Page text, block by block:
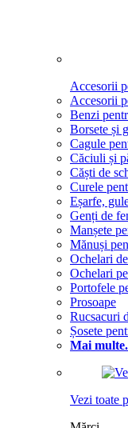
Accesorii
Accesorii
Benzi
Borsete și
Cagule
Căciuli și
Căști de
Curele
Eșarfe,
Genți de
Manșete
Mănuși
Ochelari
Ochelari
Portofele
Prosoape
Rucsacuri
Șosete
Mai
Vezi toate